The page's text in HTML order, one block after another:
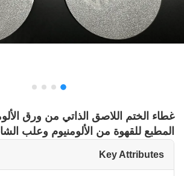
غطاء الختم اللاصق الذاتي من ورق
المطبع للقهوة من الألومنيوم وعلب
Key Attributes